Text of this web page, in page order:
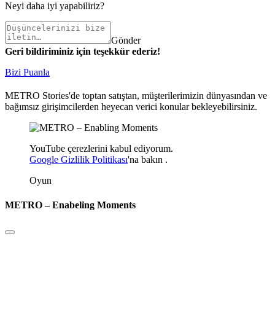
Neyi daha iyi yapabiliriz?
Gönder
Geri bildiriminiz için teşekkür ederiz!
Bizi Puanla
METRO Stories'de toptan satıştan, müşterilerimizin dünyasından ve
bağımsız girişimcilerden heyecan verici konular bekleyebilirsiniz.
YouTube çerezlerini kabul ediyorum.
Google Gizlilik Politikası'na bakın .
Oyun
METRO – Enabeling Moments